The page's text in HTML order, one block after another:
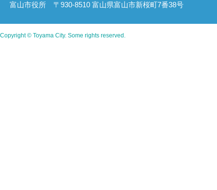
富山市役所 〒930-8510 富山県富山市新桜町7番38号
Copyright © Toyama City. Some rights reserved.